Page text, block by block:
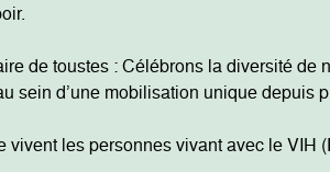
de toustes : Célébrons la diversité
sein d’une mobilisation unique depuis
les personnes vivant avec le VIH